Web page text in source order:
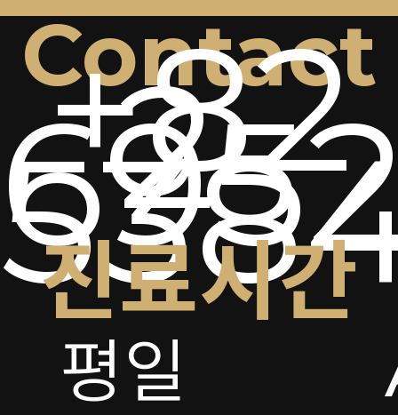
Contact
+82
2-
진료시간
평일